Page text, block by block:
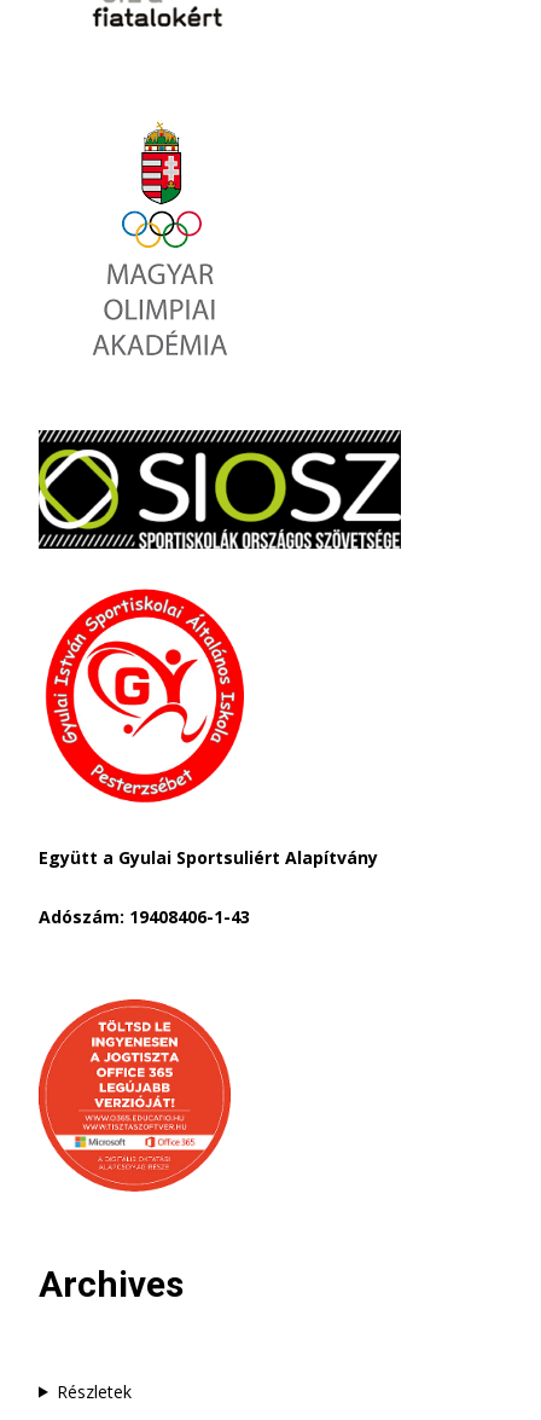
Együtt a Gyulai Sportsuliért Alapítvány
Adószám: 19408406-1-43
Archives
Részletek